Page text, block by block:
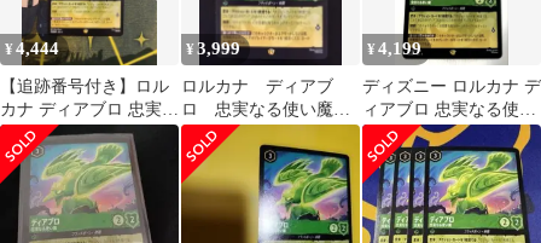
¥4,444
【追跡番号付き】ロル
カナ ディアブロ 忠実な
る使い魔 レジェンダリ
ー
¥3,999
ロルカナ ディアブ
ロ 忠実なる使い魔
レジェンダリー
¥4,199
ディズニー ロルカナ デ
ィアブロ 忠実なる使い
魔 レジェンダリー